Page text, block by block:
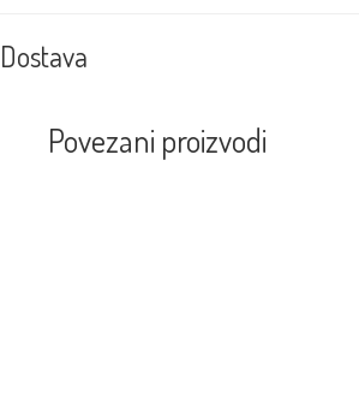
Dostava
Povezani proizvodi